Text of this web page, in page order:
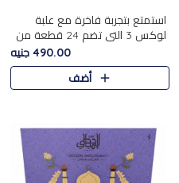
استمتع بتجربة فاخرة مع علبة
لوكس 3 التي تضم 24 قطعة من
أشهر حلويات المولد الشرقية
المختارة بعناية. تحتوي التشكيلة
على الجزرية بالفول، والملب..
490.00 جنيه
أضف